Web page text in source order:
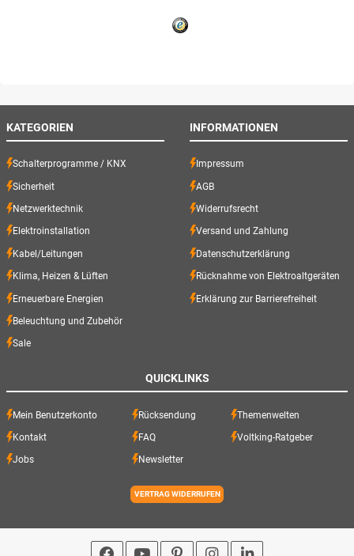
KATEGORIEN
Schalterprogramme / KNX
Sicherheit
Netzwerktechnik
Elektroinstallation
Kabel/Leitungen
Klima, Heizen & Lüften
Erneuerbare Energien
Beleuchtung und Zubehör
Sale
INFORMATIONEN
Impressum
AGB
Widerrufsrecht
Versand und Zahlung
Datenschutzerklärung
Rücknahme von Elektroaltgeräten
Erklärung zur Barrierefreiheit
QUICKLINKS
Mein Benutzerkonto Rücksendung Themenwelten
Kontakt FAQ Voltking-Ratgeber
Jobs Newsletter
VERTRAG WIDERRUFEN